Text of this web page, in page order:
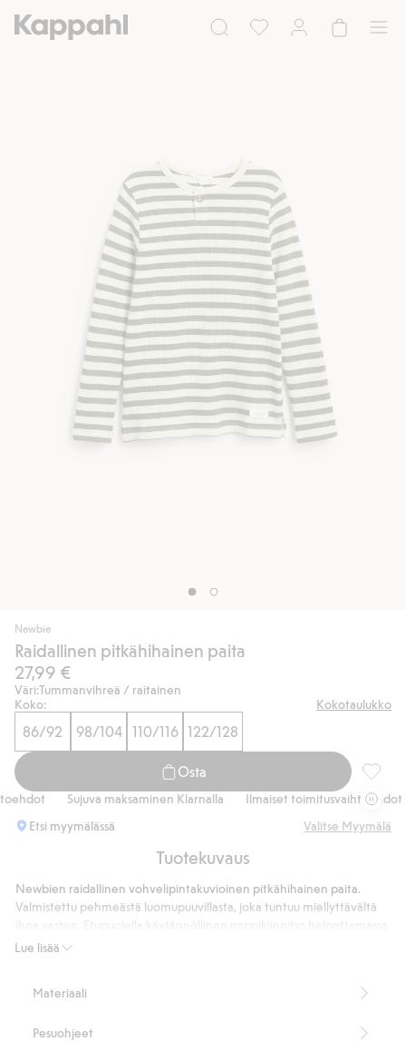
Newbie
Raidallinen pitkähihainen paita
27,99 €
Väri:Tummanvihreä / raitainen
Koko:
Kokotaulukko
86/92 98/104 110/116 122/128
Osta
Sujuva maksaminen Klarnalla
Ilmaiset toimitusvaihtoehdot
Etsi myymälässä
Valitse Myymälä
Tuotekuvaus
Lue lisää
Newbien raidallinen vohvelipintakuvioinen pitkähihainen paita.
Valmistettu pehmeästä luomupuuvillasta, joka tuntuu miellyttävältä
pukemista ja riisumista. Pehmeä suosikkivaate, joka sopii hyvin
Pitkähihainen.
Napitus edessä.
Materiaali
Pesuohjeet